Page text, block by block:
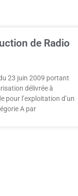
de Radio
23 juin 2009 portant
délivrée à
pour l’exploitation d’un
A par